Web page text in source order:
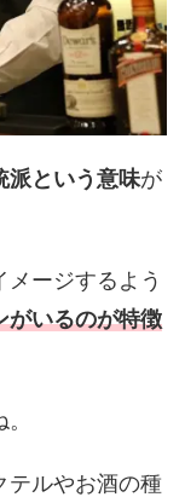
派という意味が
ージするよう
がいるのが特徴
テルやお酒の種